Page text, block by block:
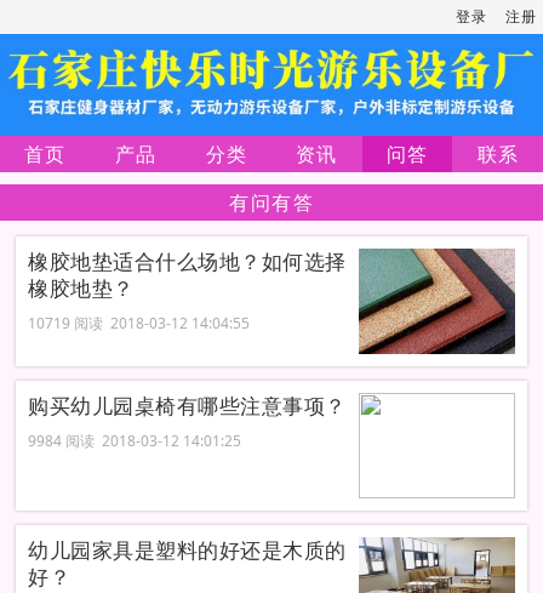
登录 注册
首页 产品 分类 资讯 问答
联系
有问有答
橡胶地垫适合什么场地？如何选择
橡胶地垫？
10719 阅读 2018-03-12 14:04:55
购买幼儿园桌椅有哪些注意事项？
9984 阅读 2018-03-12 14:01:25
幼儿园家具是塑料的好还是木质的
好？